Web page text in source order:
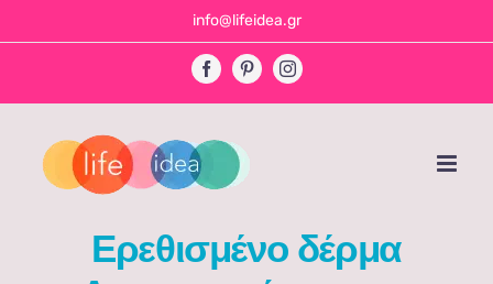
to
info@lifeidea.gr
FacebookPinterestInstagram
Ερεθισμένο δέρμα